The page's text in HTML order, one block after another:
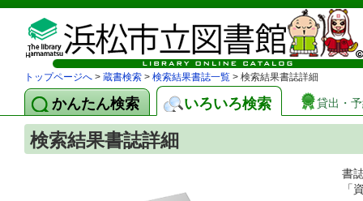
トップページへ > 蔵書検索 > 検索結果書誌一覧 > 検索結果書誌詳細
かんたん検索 いろいろ検索 貸出・
検索結果書誌詳細
書
「